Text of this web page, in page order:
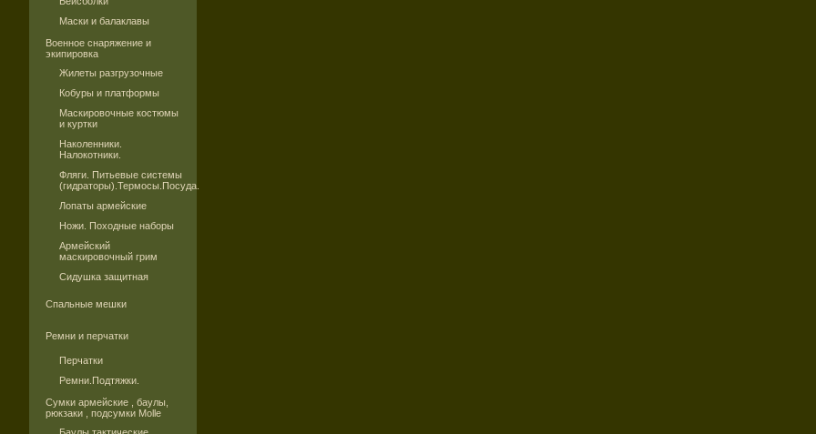
Маски и балаклавы
Военное снаряжение и
экипировка
Жилеты разгрузочные
Кобуры и платформы
Маскировочные костюмы
и куртки
Наколенники.
Налокотники.
Фляги. Питьевые системы
(гидраторы).Термосы.Посуда.
Лопаты армейские
Ножи. Походные наборы
Армейский
маскировочный грим
Сидушка защитная
Спальные мешки
Ремни и перчатки
Перчатки
Ремни.Подтяжки.
Сумки армейские , баулы,
рюкзаки , подсумки Molle